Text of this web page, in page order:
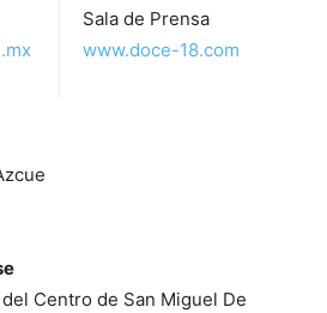
Sala de Prensa
www.doce-18.com
Centro de San Miguel De